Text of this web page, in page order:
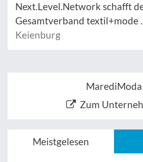
Next.Level.Network schafft
Gesamtverband textil+mode
Keienburg
MarediModa
Zum
Meistgelesen